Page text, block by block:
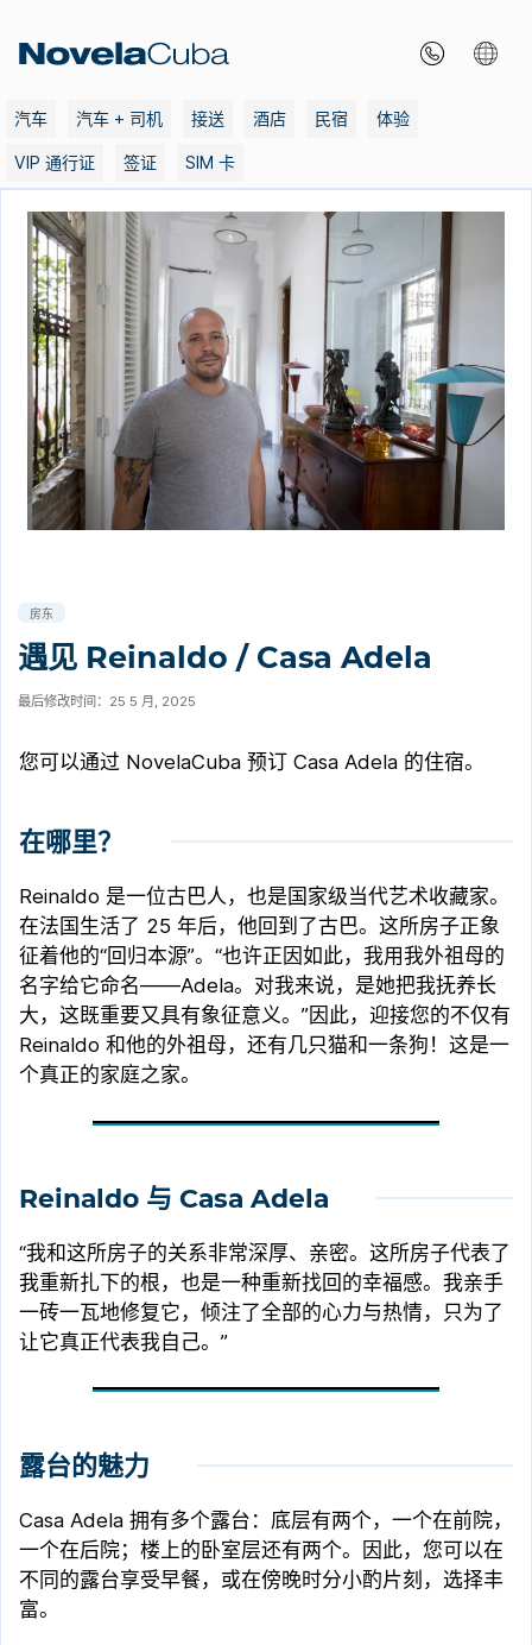
content
汽车 汽车 + 司机 接送 酒店 民宿 体验
VIP 通行证 签证 SIM 卡
房东
遇见 Reinaldo / Casa Adela
最后修改时间：25 5 月, 2025
您可以通过 NovelaCuba 预订 Casa Adela 的住宿。
在哪里？
Reinaldo 是一位古巴人，也是国家级当代艺术收藏家。
在法国生活了 25 年后，他回到了古巴。这所房子正象
征着他的“回归本源”。“也许正因如此，我用我外祖母的
名字给它命名——Adela。对我来说，是她把我抚养长
大，这既重要又具有象征意义。”因此，迎接您的不仅有
Reinaldo 和他的外祖母，还有几只猫和一条狗！这是一
个真正的家庭之家。
Reinaldo 与 Casa Adela
“我和这所房子的关系非常深厚、亲密。这所房子代表了
我重新扎下的根，也是一种重新找回的幸福感。我亲手
一砖一瓦地修复它，倾注了全部的心力与热情，只为了
让它真正代表我自己。”
露台的魅力
Casa Adela 拥有多个露台：底层有两个，一个在前院，
一个在后院；楼上的卧室层还有两个。因此，您可以在
不同的露台享受早餐，或在傍晚时分小酌片刻，选择丰
富。